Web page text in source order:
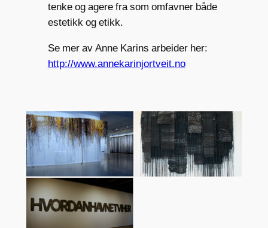
tenke og agere fra som omfavner både
estetikk og etikk.
Se mer av Anne Karins arbeider her:
http://www.annekarinjortveit.no